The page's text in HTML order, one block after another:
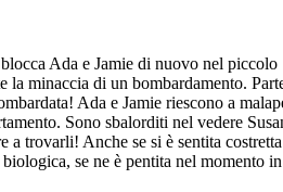
Ada e Jamie di nuovo nel piccolo
la minaccia di un bombardamento.
Ada e Jamie riescono a
Sono sbalorditi nel vedere
a trovarli! Anche se si è sentita
se ne è pentita nel momento